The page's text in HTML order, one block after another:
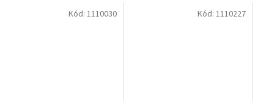
Kód: 1110030 Kód: 1110227